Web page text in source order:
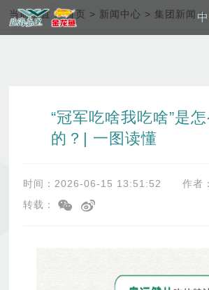
当前位置：首页 > 新闻中心 > 集团新闻 >
“冠军吃啥我吃啥”是怎
的？| 一图读懂
时间：2026-06-15 13:51:52
作者
转载：